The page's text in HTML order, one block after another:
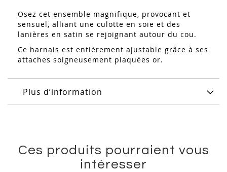
Osez cet ensemble magnifique, provocant et
sensuel, alliant une culotte en soie et des
lanières en satin se rejoignant autour du cou.
Ce harnais est entièrement ajustable grâce à ses
attaches soigneusement plaquées or.
Plus d’information
Ces produits pourraient vous
intéresser